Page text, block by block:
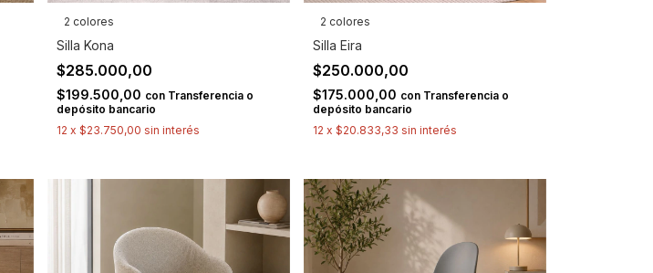
2 colores
Silla Kona
$285.000,00
$199.500,00 con Transferencia o
depósito bancario
12 x $23.750,00 sin interés
2 colores
Silla Eira
$250.000,00
$175.000,00 con Transferencia o
depósito bancario
12 x $20.833,33 sin interés